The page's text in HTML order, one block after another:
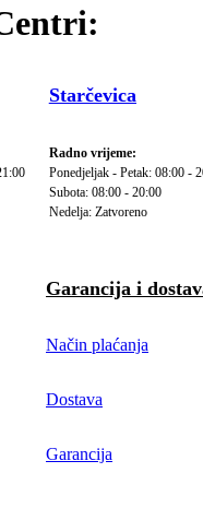
Starčevica
Radno vrijeme:
Ponedjeljak - Petak: 08:00 -
Subota: 08:00 - 20:00
Nedelja: Zatvoreno
Garancija i
Način plaćanja
Dostava
Garancija